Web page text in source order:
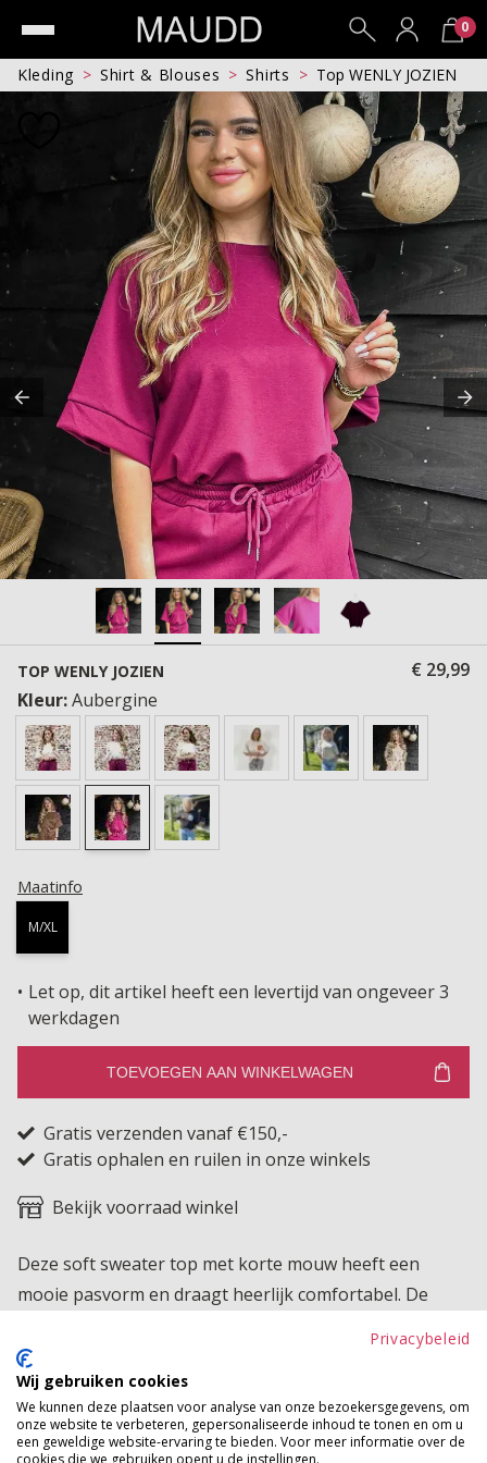
0
Kleding Shirt & Blouses Shirts Top WENLY JOZIEN
TOP WENLY JOZIEN
€ 29,99
Kleur:Aubergine
Maatinfo
M/XL
Let op, dit artikel heeft een levertijd van ongeveer 3
werkdagen
TOEVOEGEN AAN WINKELWAGEN
Gratis verzenden vanaf €150,-
Gratis ophalen en ruilen in onze winkels
Bekijk voorraad winkel
Deze soft sweater top met korte mouw heeft een
mooie pasvorm en draagt heerlijk comfortabel. De
een soepele fit. Een perfecte basis voor elke outfit die
je makkelijk combineert en het hele seizoen door kunt
dragen.
Privacybeleid
Wij gebruiken cookies
We kunnen deze plaatsen voor analyse van onze bezoekersgegevens, om
onze website te verbeteren, gepersonaliseerde inhoud te tonen en om u
een geweldige website-ervaring te bieden. Voor meer informatie over de
cookies die we gebruiken opent u de instellingen.